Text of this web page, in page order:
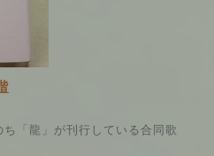
「龍」が刊行している合同歌